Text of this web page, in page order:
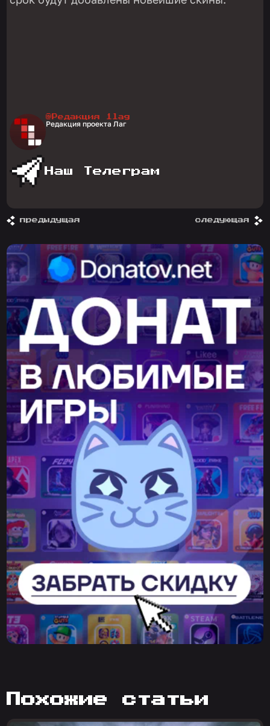
@Редакция 1lag
Редакция проекта Лаг
Наш Телеграм
предыдущая следующая
похожие статьи